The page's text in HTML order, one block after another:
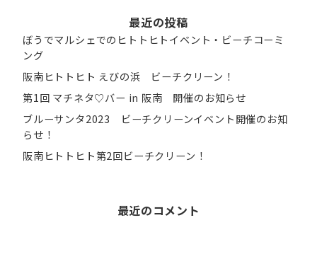
最近の投稿
ぼうでマルシェでのヒトトヒトイベント・ビーチコーミ
ング
阪南ヒトトヒト えびの浜 ビーチクリーン！
第1回 マチネタ♡バー in 阪南 開催のお知らせ
ブルーサンタ2023 ビーチクリーンイベント開催のお知
らせ！
阪南ヒトトヒト第2回ビーチクリーン！
最近のコメント